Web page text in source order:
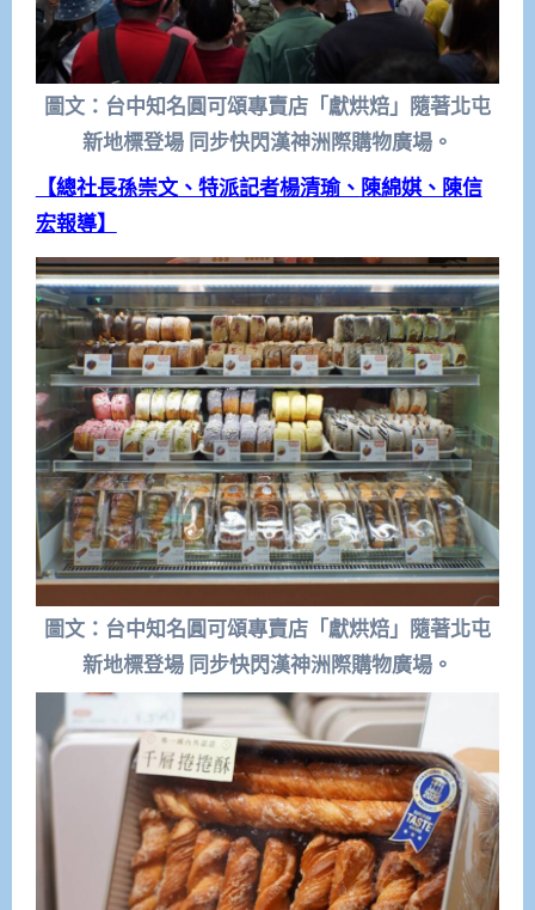
圖文：台中知名圓可頌專賣店「獻烘焙」隨著北屯
新地標登場 同步快閃漢神洲際購物廣場。
【總社長孫崇文、特派記者楊清瑜、 陳綿娸、陳信
宏報導】
圖文：台中知名圓可頌專賣店「獻烘焙」隨著北屯
新地標登場 同步快閃漢神洲際購物廣場。